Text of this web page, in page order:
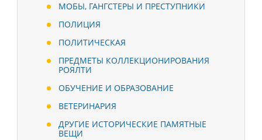
МОБЫ, ГАНГСТЕРЫ И ПРЕСТУПНИКИ
ПОЛИЦИЯ
ПОЛИТИЧЕСКАЯ
ПРЕДМЕТЫ КОЛЛЕКЦИОНИРОВАНИЯ
РОЯЛТИ
ОБУЧЕНИЕ И ОБРАЗОВАНИЕ
ВЕТЕРИНАРИЯ
ДРУГИЕ ИСТОРИЧЕСКИЕ ПАМЯТНЫЕ
ВЕЩИ